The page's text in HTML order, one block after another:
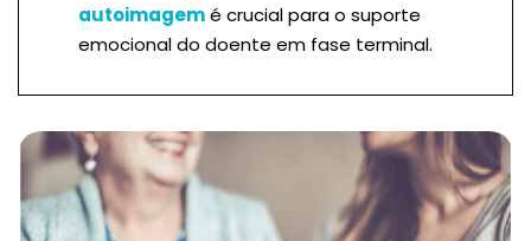
autoimagemé crucial para o suporte
emocional do doente em fase terminal.